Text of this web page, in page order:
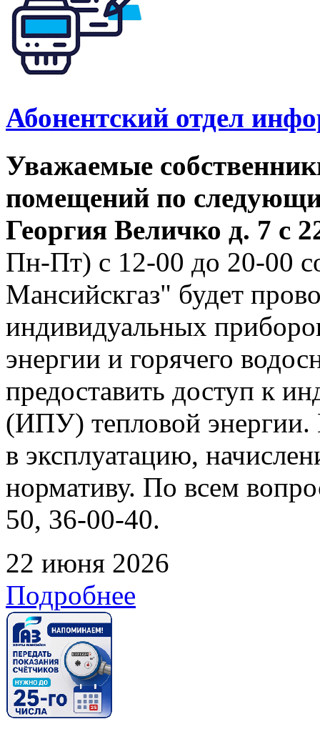
Абонентский отдел
Уважаемые
помещений по
Георгия Величко д. 7 с
Пн-Пт) с 12-00 до 20-00
Мансийскгаз" будет
индивидуальных
энергии и горячего
предоставить доступ к
(ИПУ) тепловой энергии.
в эксплуатацию,
нормативу. По всем
50, 36-00-40.
22 июня 2026
Подробнее